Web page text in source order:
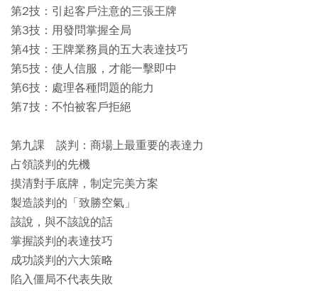
第2技：引起客戶注意的三張王牌
第3技：用發問掌握全局
第4技：王牌業務員的五大表達技巧
第5技：使人信服，才能一擊即中
第6技：處理各種問題的能力
第7技：不怕被客戶拒絕
第九課 談判：商場上最重要的表達力
占領談判的先機
摸清對手底牌，制定完美方案
製造談判的「致勝空氣」
該說，與不該說的話
掌握談判的表達技巧
成功談判的六大策略
陷入僵局不代表失敗